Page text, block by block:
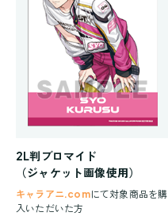
2L判ブロマイド
（ジャケット画像使用）
キャラアニ.comにて対象商品を購
入いただいた方